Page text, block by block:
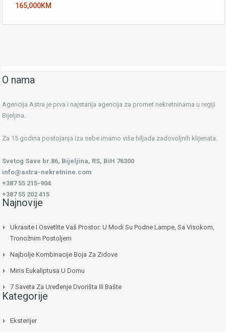
165,000KM
O nama
Agencija Astra je prva i najstarija agencija za promet nekretninama u regiji
Bijeljina.
Za 15 godina postojanja iza sebe imamo više hiljada zadovoljnih klijenata.
Svetog Save br.86, Bijeljina, RS, BiH 76300
info@astra-nekretnine.com
+387 55 215-904
+387 55 202 415
Najnovije
Ukrasite I Osvetlite Vaš Prostor: U Modi Su Podne Lampe, Sa Visokom,
Tronožnim Postoljem
Najbolje Kombinacije Boja Za Zidove
Miris Eukaliptusa U Domu
7 Saveta Za Uređenje Dvorišta Ili Bašte
Kategorije
Eksterijer